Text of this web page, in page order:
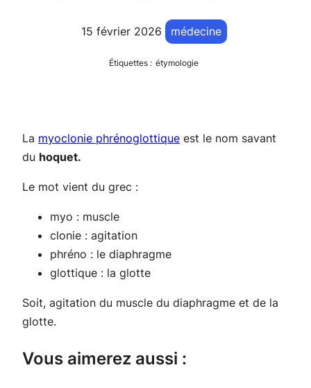
15 février 2026 médecine
Étiquettes : étymologie
La myoclonie phrénoglottique est le nom savant
du hoquet.
Le mot vient du grec :
myo : muscle
clonie : agitation
phréno : le diaphragme
glottique : la glotte
Soit, agitation du muscle du diaphragme et de la
glotte.
Vous aimerez aussi :